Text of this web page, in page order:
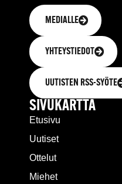
MEDIALLE
YHTEYSTIEDOT
UUTISTEN RSS-SYÖTE
SIVUKARTTA
Etusivu
Uutiset
Ottelut
Miehet